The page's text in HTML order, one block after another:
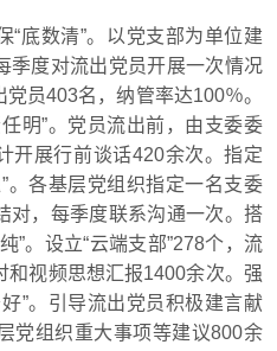
“底数清”。以党支部为单位建
季度对流出党员开展一次情况
员403名，纳管率达100％。
明”。党员流出前，由支委委
开展行前谈话420余次。指定
。各基层党组织指定一名支委
对，每季度联系沟通一次。搭
”。设立“云端支部”278个，流
和视频思想汇报1400余次。强
”。引导流出党员积极建言献
党组织重大事项等建议800余